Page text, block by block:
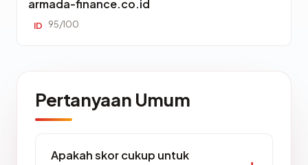
armada-finance.co.id
ID 95/100
Pertanyaan Umum
Apakah skor cukup untuk